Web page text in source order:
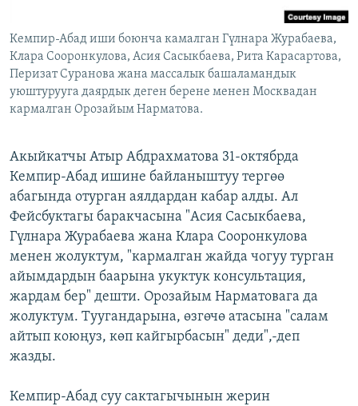
Кемпир-Абад иши боюнча камалган Гүлнара Журабаева,
Клара Сооронкулова, Асия Сасыкбаева, Рита Карасартова,
Перизат Суранова жана массалык башаламандык
уюштурууга даярдык деген берене менен Москвадан
кармалган Орозайым Нарматова.
Акыйкатчы Атыр Абдрахматова 31-октябрда
Кемпир-Абад ишине байланыштуу тергөө
абагында отурган аялдардан кабар алды. Ал
Фейсбуктагы баракчасына "Асия Сасыкбаева,
Гүлнара Журабаева жана Клара Сооронкулова
менен жолуктум, "кармалган жайда чогуу турган
айымдардын баарына укуктук консультация,
жардам бер" дешти. Орозайым Нарматовага да
жолуктум. Туугандарына, өзгөчө атасына "салам
айтып коюңуз, көп кайгырбасын" деди",-деп
жазды.
Кемпир-Абад суу сактагычынын жерин